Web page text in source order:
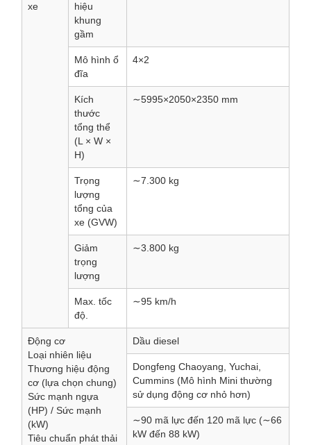
xe
hiệu
khung
gầm
Mô hình ổ
đĩa
4×2
Kích
thước
tổng thể
(L × W ×
H)
∼5995×2050×2350 mm
Trọng
lượng
tổng của
xe (GVW)
∼7.300 kg
Giảm
trọng
lượng
∼3.800 kg
Max. tốc
độ.
∼95 km/h
Động cơ
Loại nhiên liệu
Thương hiệu động
cơ (lựa chọn chung)
Sức mạnh ngựa
(HP) / Sức mạnh
(kW)
Tiêu chuẩn phát thải
Dầu diesel
Dongfeng Chaoyang, Yuchai,
Cummins (Mô hình Mini thường
sử dụng động cơ nhỏ hơn)
∼90 mã lực đến 120 mã lực (∼66
kW đến 88 kW)